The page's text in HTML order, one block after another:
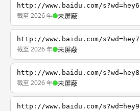
http://www.baidu.com/s?wd=hey6
截至 2026 年 未屏蔽
http://www.baidu.com/s?wd=hey7
截至 2026 年 未屏蔽
http://www.baidu.com/s?wd=hey8
截至 2026 年 未屏蔽
http://www.baidu.com/s?wd=hey9